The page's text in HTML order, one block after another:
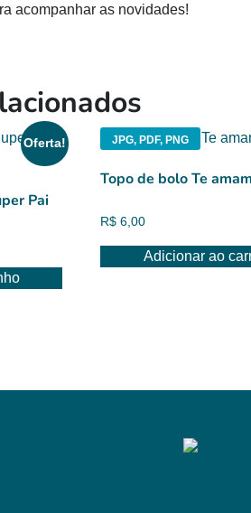
acompanhar as novidades!
Oferta!
Pai
JPG, PDF, PNG
Topo de bolo Te
R$ 6,00
Adicionar ao